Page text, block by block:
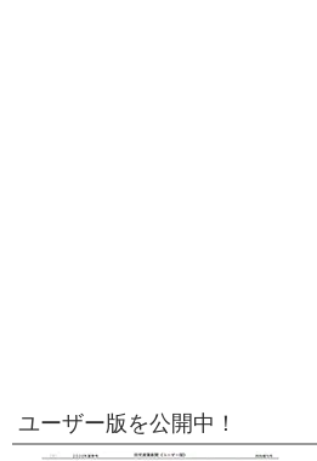
ユーザー版を公開中！